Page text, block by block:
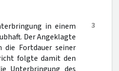
3
in einem
Der Angeklagte
Fortdauer seiner
folgte damit den